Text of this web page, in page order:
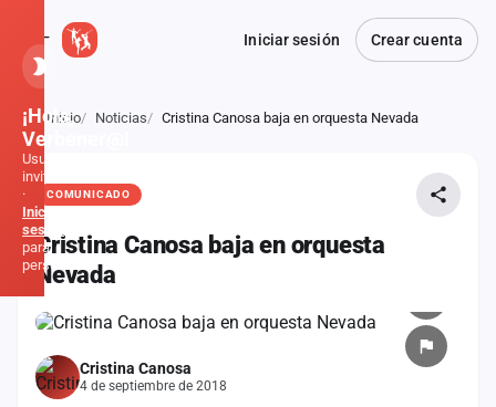
Iniciar sesión Crear cuenta
Atrás
Inicio Noticias Cristina Canosa baja en orquesta Nevada
COMUNICADO
Cristina Canosa baja en orquesta
Nevada
Cristina Canosa
4 de septiembre de 2018
¡Hola,
Verbener@!
Usuario
invitado
·
Inicia
sesión
para
personalizar
Inicio
Noticias